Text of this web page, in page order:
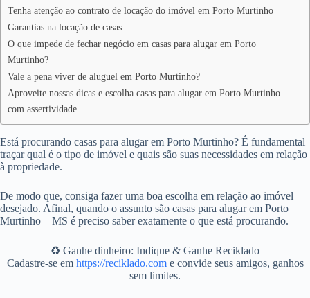
Tenha atenção ao contrato de locação do imóvel em Porto Murtinho
Garantias na locação de casas
O que impede de fechar negócio em casas para alugar em Porto
Murtinho?
Vale a pena viver de aluguel em Porto Murtinho?
Aproveite nossas dicas e escolha casas para alugar em Porto Murtinho
com assertividade
Está procurando casas para alugar em Porto Murtinho? É fundamental
traçar qual é o tipo de imóvel e quais são suas necessidades em relação
à propriedade.
De modo que, consiga fazer uma boa escolha em relação ao imóvel
desejado. Afinal, quando o assunto são casas para alugar em Porto
Murtinho – MS é preciso saber exatamente o que está procurando.
♻️ Ganhe dinheiro: Indique & Ganhe Reciklado
Cadastre-se em https://reciklado.come convide seus amigos, ganhos
sem limites.